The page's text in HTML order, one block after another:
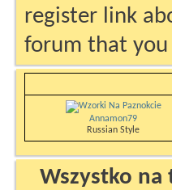
register link
forum that
Annamon79
Russian Style
Wszystko na